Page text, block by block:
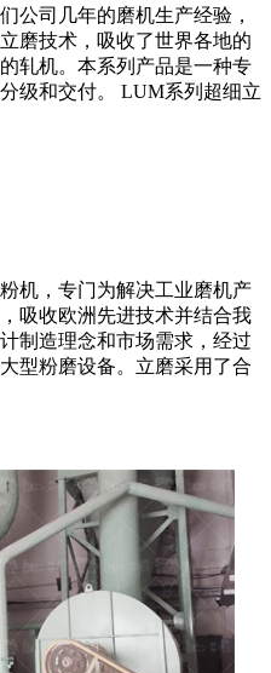
公司几年的磨机生产经验，
磨技术，吸收了世界各地的
轧机。本系列产品是一种专
级和交付。 LUM系列超细立
机，专门为解决工业磨机产
吸收欧洲先进技术并结合我
制造理念和市场需求，经过
型粉磨设备。立磨采用了合